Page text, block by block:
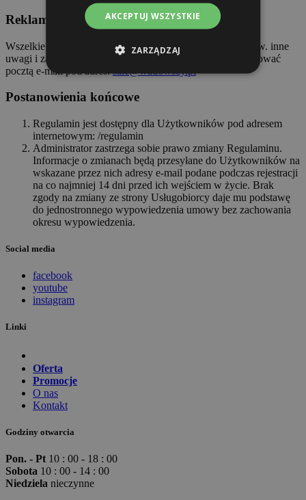
Reklamacje
Wszelkie reklamacje odnośnie świadczonych usług, jak i ew. inne
uwagi i zastrzeżenia odnośnie ich świadczenia, należy kierować
pocztą e-mail pod adres:sale@wadowscy.pl
Postanowienia końcowe
Regulamin jest dostępny dla Użytkowników pod adresem
internetowym: /regulamin
Administrator zastrzega sobie prawo zmiany Regulaminu.
Informacje o zmianach będą przesyłane do Użytkowników na
wskazane przez nich adresy e-mail podane podczas rejestracji
na co najmniej 14 dni przed ich wejściem w życie. Brak
zgody na zmiany ze strony Usługobiorcy daje mu podstawę
do jednostronnego wypowiedzenia umowy bez zachowania
okresu wypowiedzenia.
Social media
facebook
youtube
instagram
Linki
Oferta
Promocje
O nas
Kontakt
Godziny otwarcia
Pon. - Pt 10 : 00 - 18 : 00
Sobota 10 : 00 - 14 : 00
Niedziela nieczynne
AKCEPTUJ WSZYSTKIE
ZARZĄDZAJ